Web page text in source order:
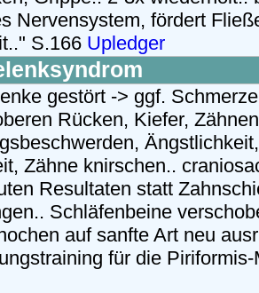
Nervensystem, fördert
S.166 Upledger
gestört -> ggf.
Rücken, Kiefer,
Zähne knirschen..
Resultaten statt
Schläfenbeine
auf sanfte Art neu
für die